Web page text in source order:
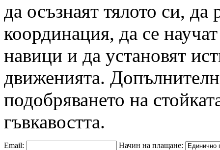
да осъзнаят тялото си,
координация, да се
навици и да установят
движенията.
подобряването на
гъвкавостта.
Email:
Начин на плащане: